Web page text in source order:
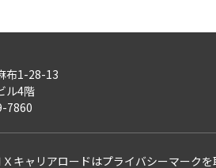
ご記入頂いた個人情報について、
また、ご記入頂いた個人情報に誤
さらにまた、個人情報の利用停止
これらの請求は、次の窓口にて受
布1-28-13
ル4階
7860
Ｘキャリアロードはプライバシーマークを